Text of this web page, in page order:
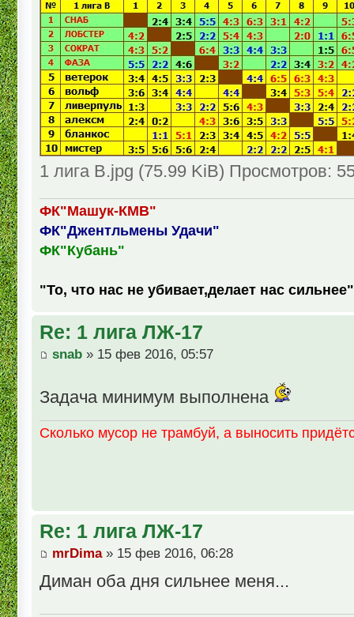
1 лига В.jpg (75.99 KiB) Просмотров:
ФК"Машук-КМВ"
ФК"Джентльмены Удачи"
ФК"Кубань"
"То, что нас не убивает,делает нас сильнее"
Re: 1 лига ЛЖ-17
snab » 15 фев 2016, 05:57
Задача минимум выполнена
Сколько мусор не трамбуй, а выносить
Re: 1 лига ЛЖ-17
mrDima» 15 фев 2016, 06:28
Диман оба дня сильнее меня...